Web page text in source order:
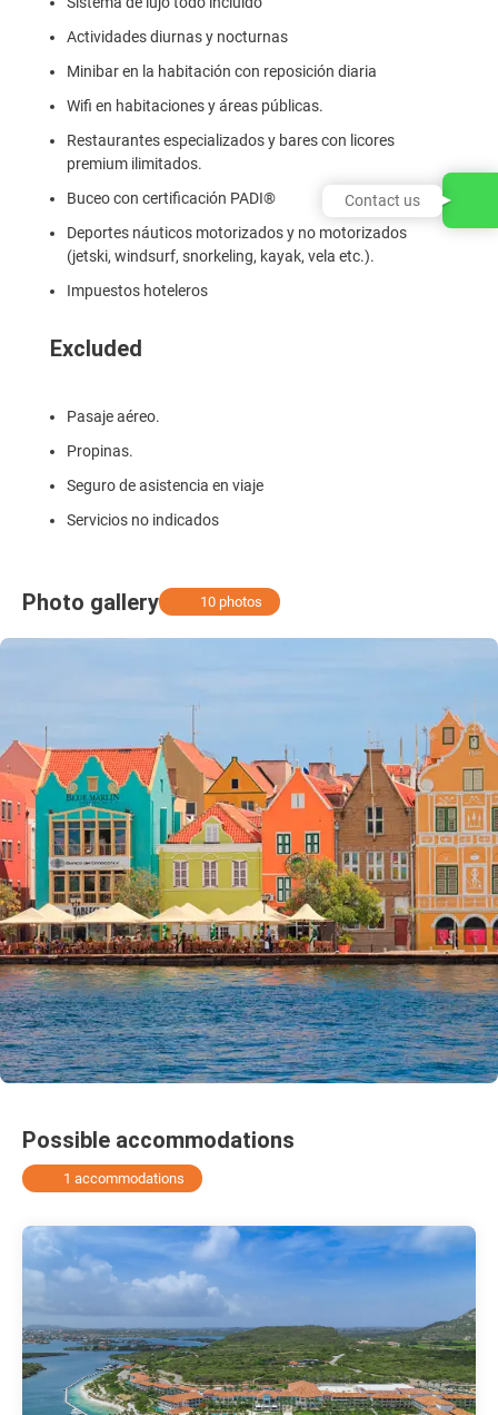
Actividades diurnas y nocturnas
Minibar en la habitación con reposición diaria
Wifi en habitaciones y áreas públicas.
Restaurantes especializados y bares con licores
premium ilimitados.
Buceo con certificación PADI®
Deportes náuticos motorizados y no motorizados
(jetski, windsurf, snorkeling, kayak, vela etc.).
Impuestos hoteleros
Excluded
Pasaje aéreo.
Propinas.
Seguro de asistencia en viaje
Servicios no indicados
Photo gallery 10 photos
Possible accommodations
1 accommodations
Contact us